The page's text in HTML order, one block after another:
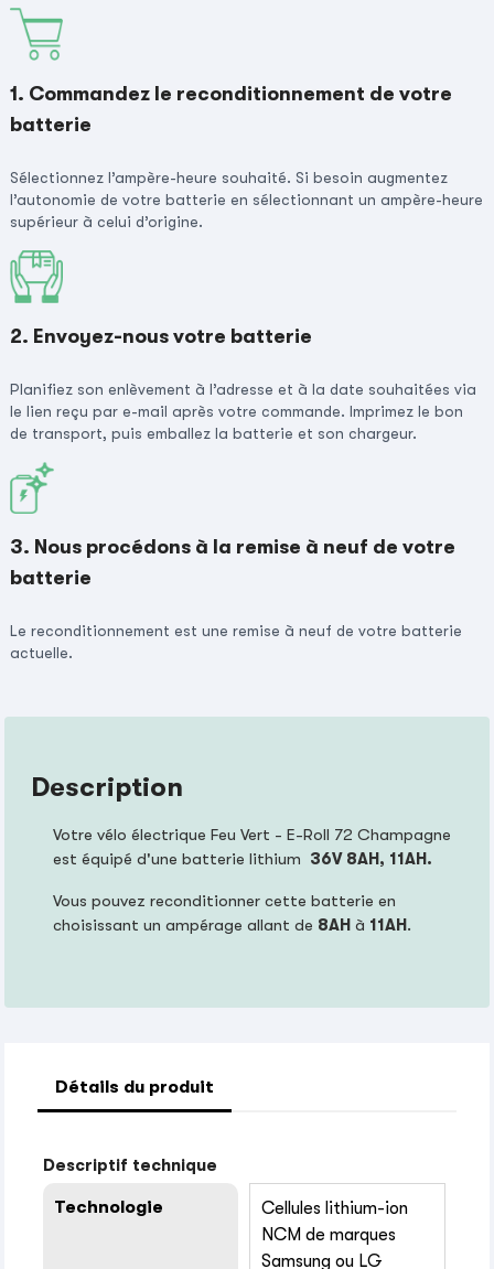
1. Commandez le reconditionnement de votre
batterie
Sélectionnez l’ampère-heure souhaité. Si besoin augmentez
l’autonomie de votre batterie en sélectionnant un ampère-heure
supérieur à celui d’origine.
2. Envoyez-nous votre batterie
Planifiez son enlèvement à l’adresse et à la date souhaitées via
le lien reçu par e-mail après votre commande. Imprimez le bon
de transport, puis emballez la batterie et son chargeur.
3. Nous procédons à la remise à neuf de votre
batterie
Le reconditionnement est une remise à neuf de votre batterie
actuelle.
Description
Votre vélo électrique Feu Vert - E-Roll 72 Champagne
est équipé d'une batterie lithium 36V 8AH, 11AH.
Vous pouvez reconditionner cette batterie en
choisissant un ampérage allant de 8AH à 11AH.
Détails du produit
Descriptif technique
Technologie
Cellules lithium-ion
NCM de marques
Samsung ou LG